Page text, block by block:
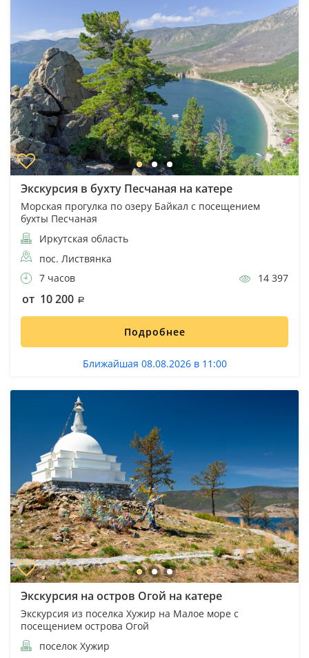
Экскурсия в бухту Песчаная на катере
Морская прогулка по озеру Байкал с посещением
бухты Песчаная
Иркутская область
пос. Листвянка
7 часов
14 397
от 10 200
Подробнее
Ближайшая 08.08.2026 в 11:00
Экскурсия на остров Огой на катере
Экскурсия из поселка Хужир на Малое море с
посещением острова Огой
поселок Хужир